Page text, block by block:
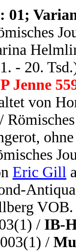
01;
- 20.
Jenne
von
Eric Gill
VOB.
/ IB-
/